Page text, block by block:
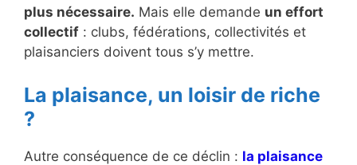
plus nécessaire. Mais elle demande un effort
collectif : clubs, fédérations, collectivités et
plaisanciers doivent tous s’y mettre.
La plaisance, un loisir de riche
?
Autre conséquence de ce déclin : la plaisance